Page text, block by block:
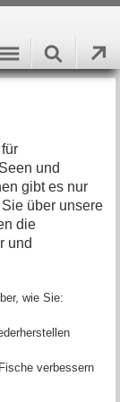
und
gibt es nur
über unsere
die
und
wie Sie:
verbessern